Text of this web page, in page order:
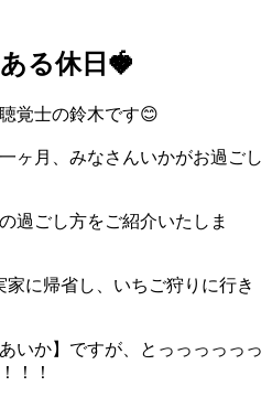
る休日🍓
覚士の鈴木です😊
ヶ月、みなさんいかがお過ごし
過ごし方をご紹介いたしま
に帰省し、いちご狩りに行き
いか】ですが、とっっっっっっ
！！